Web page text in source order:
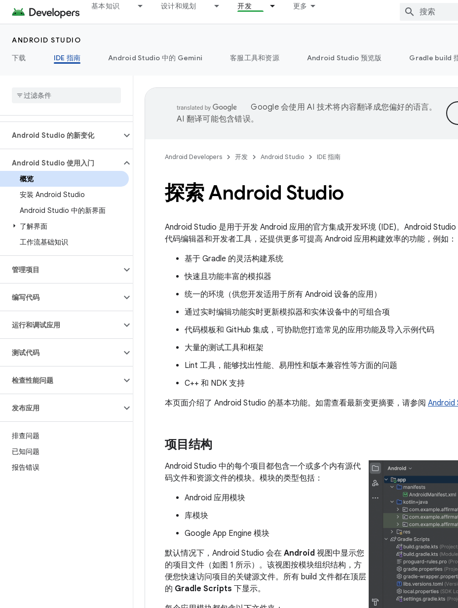
基本知识 设计和规划 开发 更多
ANDROID STUDIO
下载
IDE 指南 Android Studio 中的 Gemini 客服工具和资源 Android Studio 预览版 Gradle build
Android Studio 的新变化
Android Studio 使用入门
概览
安装 Android Studio
Android Studio 中的新界面
了解界面
工作流基础知识
管理项目
编写代码
运行和调试应用
测试代码
检查性能问题
发布应用
排查问题
已知问题
报告错误
Google 会使用 AI 技术将内容翻译成您偏好的语言。
AI 翻译可能包含错误。
Android Developers 开发 Android Studio IDE 指南
探索 Android Studio
Android Studio 是用于开发 Android 应用的官方集成开发环境 (IDE)。Android Studio
代码编辑器和开发者工具，还提供更多可提高 Android 应用构建效率的功能，例如：
基于 Gradle 的灵活构建系统
快速且功能丰富的模拟器
统一的环境（供您开发适用于所有 Android 设备的应用）
通过实时编辑功能实时更新模拟器和实体设备中的可组合项
代码模板和 GitHub 集成，可协助您打造常见的应用功能及导入示例代码
大量的测试工具和框架
Lint 工具，能够找出性能、易用性和版本兼容性等方面的问题
C++ 和 NDK 支持
本页面介绍了 Android Studio 的基本功能。如需查看最新变更摘要，请参阅 Android
项目结构
Android Studio 中的每个项目都包含一个或多个内有源代
码文件和资源文件的模块。模块的类型包括：
Android 应用模块
库模块
Google App Engine 模块
默认情况下，Android Studio 会在 Android 视图中显示您
的项目文件（如图 1 所示）。该视图按模块组织结构，方
便您快速访问项目的关键源文件。所有 build 文件都在顶层
的 Gradle Scripts 下显示。